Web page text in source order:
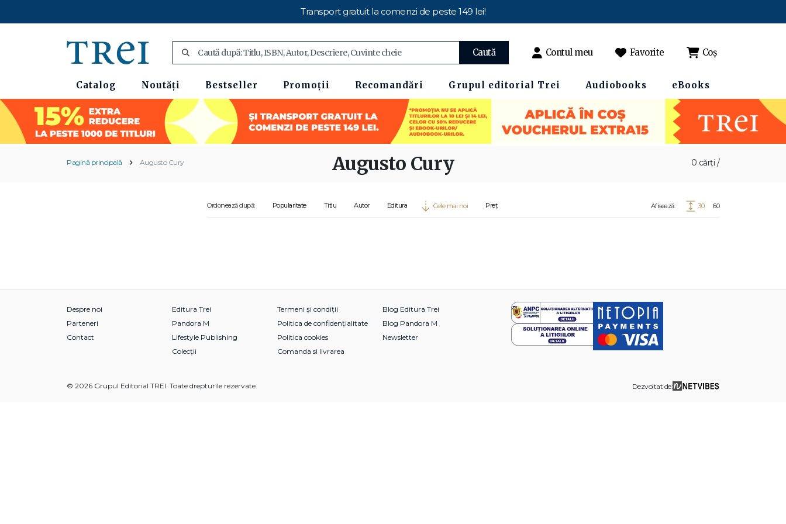
Transport gratuit la comenzi de peste 149 lei!
Caută Contul meu Favorite Coș
Catalog Noutăți Bestseller Promoții Recomandări Grupul editorial Trei Audiobooks eBooks
Pagină principală Augusto Cury 0 cărți /
Augusto Cury
Ordonează după: Popularitate Titlu Autor Editura Cele mai noi Preț Afișează: 30 60
Despre noi
Parteneri
Contact
Editura Trei
Pandora M
Lifestyle Publishing
Colecții
Termeni și condiții
Politica de confidențialitate
Politica cookies
Comanda si livrarea
Blog Editura Trei
Blog Pandora M
Newsletter
© 2026 Grupul Editorial TREI. Toate drepturile rezervate. Dezvoltat de: